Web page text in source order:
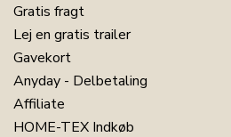
Gratis fragt
Lej en gratis trailer
Gavekort
Anyday - Delbetaling
Affiliate
HOME-TEX Indkøb